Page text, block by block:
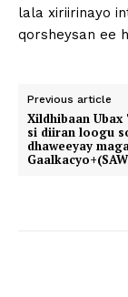
lala xiriirinayo
qorsheysan ee
Previous article
Xildhibaan
si diiran loogu
dhaweeyay